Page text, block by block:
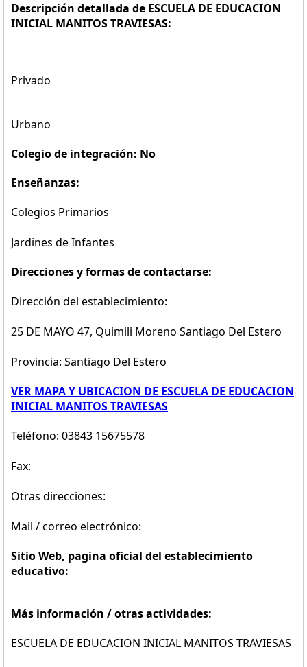
Descripción detallada de ESCUELA DE EDUCACION
INICIAL MANITOS TRAVIESAS:
Privado
Urbano
Colegio de integración: No
Enseñanzas:
Colegios Primarios
Jardines de Infantes
Direcciones y formas de contactarse:
Dirección del establecimiento:
25 DE MAYO 47, Quimili Moreno Santiago Del Estero
Provincia: Santiago Del Estero
VER MAPA Y UBICACION DE ESCUELA DE EDUCACION
INICIAL MANITOS TRAVIESAS
Teléfono: 03843 15675578
Fax:
Otras direcciones:
Mail / correo electrónico:
Sitio Web, pagina oficial del establecimiento
educativo:
Más información / otras actividades:
ESCUELA DE EDUCACION INICIAL MANITOS TRAVIESAS